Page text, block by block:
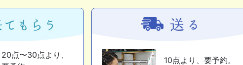
20点〜30点より、
10点より、要予約。